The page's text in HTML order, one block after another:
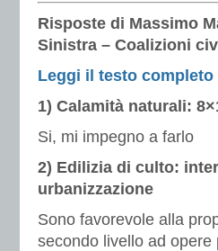
Risposte di Massimo
Sinistra – Coalizioni
Leggi il testo completo
1) Calamità naturali:
Si, mi impegno a farlo
2) Edilizia di culto:
urbanizzazione
Sono favorevole alla
secondo livello ad